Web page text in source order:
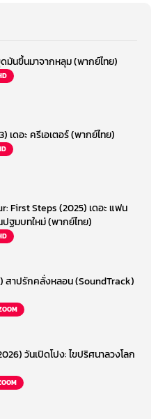
มันขึ้นมาจากหลุม (พากย์ไทย)
เดอะ ครีเอเตอร์ (พากย์ไทย)
First Steps (2025) เดอะ แฟน
ฐมบทใหม่ (พากย์ไทย)
สาปรักคลั่งหลอน (SoundTrack)
วันเปิดโปง: ไขปริศนาลวงโลก